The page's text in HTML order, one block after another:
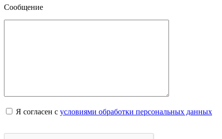
Сообщение
Я согласен с условиями обработки персональных данных